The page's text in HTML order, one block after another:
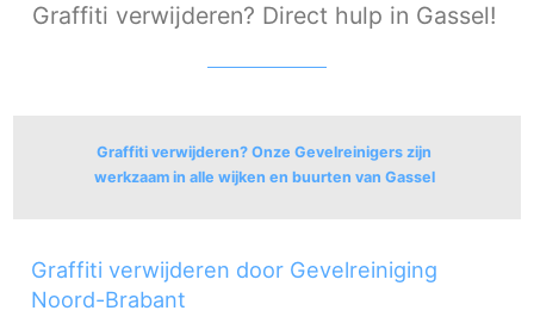
Graffiti verwijderen? Direct hulp in Gassel!
Graffiti verwijderen? Onze Gevelreinigers zijn
werkzaam in alle wijken en buurten van Gassel
Gassel kom
Graffiti verwijderen door Gevelreiniging
Noord-Brabant